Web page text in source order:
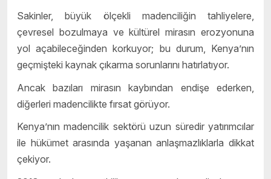
Sakinler, büyük ölçekli madenciliğin tahliyelere,
çevresel bozulmaya ve kültürel mirasın erozyonuna
yol açabileceğinden korkuyor; bu durum, Kenya’nın
geçmişteki kaynak çıkarma sorunlarını hatırlatıyor.
Ancak bazıları mirasın kaybından endişe ederken,
diğerleri madencilikte fırsat görüyor.
Kenya’nın madencilik sektörü uzun süredir yatırımcılar
ile hükümet arasında yaşanan anlaşmazlıklarla dikkat
çekiyor.